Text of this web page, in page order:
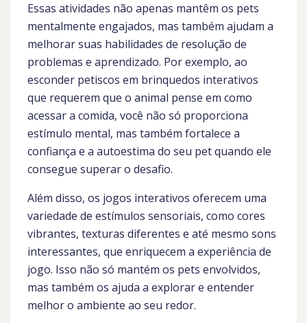
Essas atividades não apenas mantêm os pets
mentalmente engajados, mas também ajudam a
melhorar suas habilidades de resolução de
problemas e aprendizado. Por exemplo, ao
esconder petiscos em brinquedos interativos
que requerem que o animal pense em como
acessar a comida, você não só proporciona
estímulo mental, mas também fortalece a
confiança e a autoestima do seu pet quando ele
consegue superar o desafio.
Além disso, os jogos interativos oferecem uma
variedade de estímulos sensoriais, como cores
vibrantes, texturas diferentes e até mesmo sons
interessantes, que enriquecem a experiência de
jogo. Isso não só mantém os pets envolvidos,
mas também os ajuda a explorar e entender
melhor o ambiente ao seu redor.